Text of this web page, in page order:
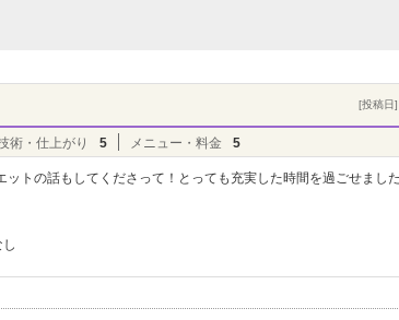
[投稿日
術・仕上がり 5 メニュー・料金 5
トの話もしてくださって！とっても充実した時間を過ごせまし